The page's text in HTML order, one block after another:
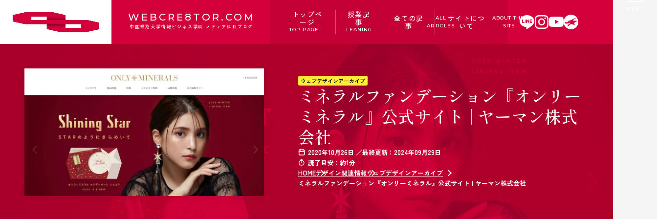
WEBCRE8TOR.COM
中国短期大学情報ビジネス学科 メディア科目ブログ
トップペ
ージ
TOP PAGE
授業記
事
LEANING
全ての記
事
ALL
ARTICLES
サイトにつ
いて
ABOUT THIS
SITE
ウェブデザインアーカイブ
ミネラルファンデーション『オンリー
ミネラル』公式サイト | ヤーマン株式
会社
2020年10月26日 ／最終更新：2024年09月29日
読了目安：約1分
HOMEデザイン関連情報ウェブデザインアーカイブ
ミネラルファンデーション『オンリーミネラル』公式サイト | ヤーマン株式会社